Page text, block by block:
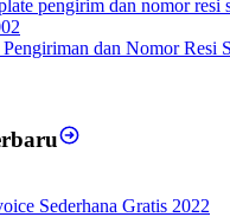
dan Nomor Resi
Sederhana Gratis 2022